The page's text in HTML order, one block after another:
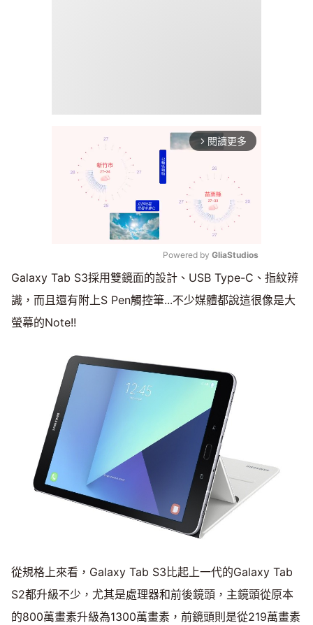
arrow_forward_ios 閱讀更多
Mute
Powered by GliaStudios
Galaxy Tab S3採用雙鏡面的設計、USB Type-C、指紋辨
識，而且還有附上S Pen觸控筆...不少媒體都說這很像是大
螢幕的Note!!
從規格上來看，Galaxy Tab S3比起上一代的Galaxy Tab
S2都升級不少，尤其是處理器和前後鏡頭，主鏡頭從原本
的800萬畫素升級為1300萬畫素，前鏡頭則是從219萬畫素